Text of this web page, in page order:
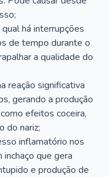
há interrupções
de tempo durante o
a qualidade do
reação significativa
gerando a produção
efeitos coceira,
do nariz;
inflamatório nos
que gera
e produção de